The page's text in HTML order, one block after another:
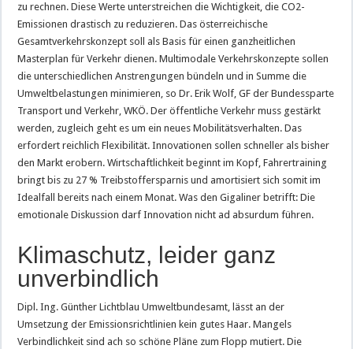
zu rechnen. Diese Werte unterstreichen die Wichtigkeit, die CO2-
Emissionen drastisch zu reduzieren. Das österreichische
Gesamtverkehrskonzept soll als Basis für einen ganzheitlichen
Masterplan für Verkehr dienen. Multimodale Verkehrskonzepte sollen
die unterschiedlichen Anstrengungen bündeln und in Summe die
Umweltbelastungen minimieren, so Dr. Erik Wolf, GF der Bundessparte
Transport und Verkehr, WKÖ. Der öffentliche Verkehr muss gestärkt
werden, zugleich geht es um ein neues Mobilitätsverhalten. Das
erfordert reichlich Flexibilität. Innovationen sollen schneller als bisher
den Markt erobern. Wirtschaftlichkeit beginnt im Kopf, Fahrertraining
bringt bis zu 27 % Treibstoffersparnis und amortisiert sich somit im
Idealfall bereits nach einem Monat. Was den Gigaliner betrifft: Die
emotionale Diskussion darf Innovation nicht ad absurdum führen.
Klimaschutz, leider ganz
unverbindlich
Dipl. Ing. Günther Lichtblau Umweltbundesamt, lässt an der
Umsetzung der Emissionsrichtlinien kein gutes Haar. Mangels
Verbindlichkeit sind ach so schöne Pläne zum Flopp mutiert. Die